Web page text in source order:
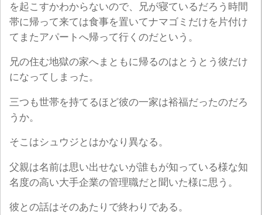
を起こすかわからないので、兄が寝ているだろう時間
帯に帰って来ては食事を置いてナマゴミだけを片付け
てまたアパートへ帰って行くのだという。
兄の住む地獄の家へまともに帰るのはとうとう彼だけ
になってしまった。
三つも世帯を持てるほど彼の一家は裕福だったのだろ
うか。
そこはシュウジとはかなり異なる。
父親は名前は思い出せないが誰もが知っている様な知
名度の高い大手企業の管理職だと聞いた様に思う。
彼との話はそのあたりで終わりである。